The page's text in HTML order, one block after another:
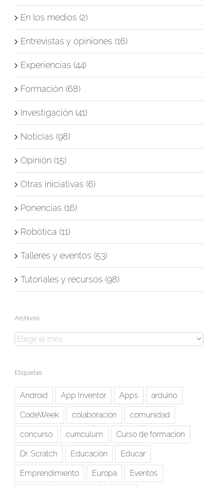
En los medios (2)
Entrevistas y opiniones (16)
Experiencias (44)
Formación (68)
Investigación (41)
Noticias (98)
Opinión (15)
Otras iniciativas (6)
Ponencias (16)
Robótica (11)
Talleres y eventos (53)
Tutoriales y recursos (98)
Archivos
Archivos
Etiquetas
Android App Inventor Apps arduino
CodeWeek colaboración comunidad
concurso curriculum Curso de formación
Dr. Scratch Educación Educar
Emprendimiento Europa Eventos